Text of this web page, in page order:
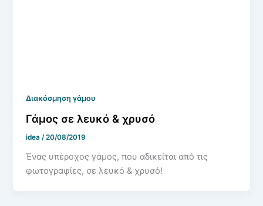
Διακόσμηση γάμου
Γάμος σε λευκό & χρυσό
idea/20/08/2019
Ένας υπέροχος γάμος, που αδικείται από τις
φωτογραφίες, σε λευκό & χρυσό!